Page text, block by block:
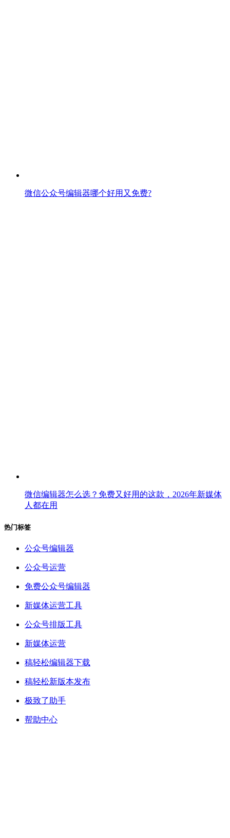
微信公众号编辑器哪个好用又免费?
微信编辑器怎么选？免费又好用的这款，2026年新媒体
人都在用
热门标签
公众号编辑器
公众号运营
免费公众号编辑器
新媒体运营工具
公众号排版工具
新媒体运营
稿轻松编辑器下载
稿轻松新版本发布
极致了助手
帮助中心